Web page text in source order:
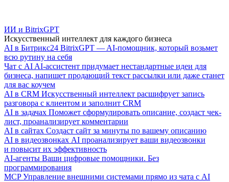
ИИ и BitrixGPT
Искусственный интеллект для каждого бизнеса
AI в Битрикс24 BitrixGPT — AI-помощник, который возьмет
всю рутину на себя
Чат с AI AI-ассистент придумает нестандартные идеи для
бизнеса, напишет продающий текст рассылки или даже станет
для вас коучем
AI в CRM Искусственный интеллект расшифрует запись
разговора с клиентом и заполнит CRM
AI в задачах Поможет сформулировать описание, создаст чек-
лист, проанализирует комментарии
AI в сайтах Создаст сайт за минуты по вашему описанию
AI в видеозвонках AI проанализирует ваши видеозвонки
и повысит их эффективность
AI-агенты Ваши цифровые помощники. Без
программирования
MCP Управление внешними системами прямо из чата с AI